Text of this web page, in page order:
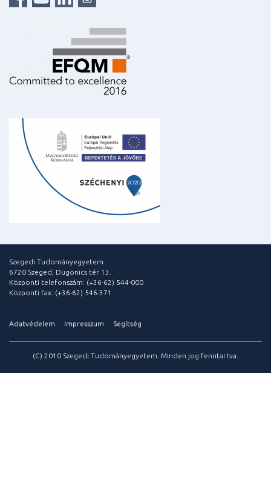
Szegedi Tudományegyetem
6720 Szeged, Dugonics tér 13.
Központi telefonszám: (+36-62) 544-000
Központi fax: (+36-62) 546-371
Adatvédelem Impresszum Segítség
(C) 2010 Szegedi Tudományegyetem. Minden jog fenntartva.